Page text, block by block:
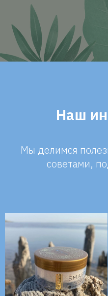
Наш
Мы делимся
советами,